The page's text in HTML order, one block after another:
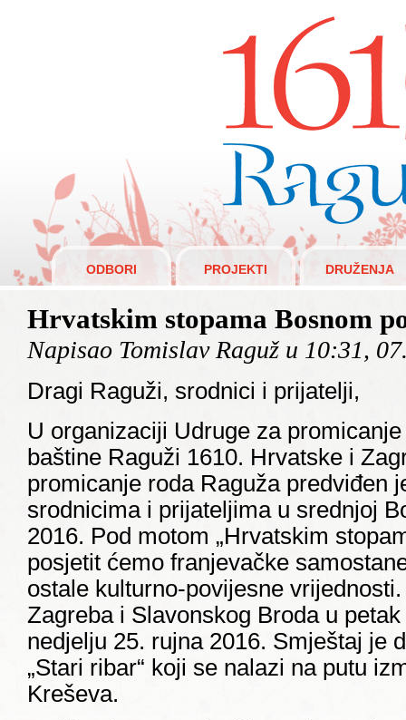
Raguži 1610.
ODBORI PROJEKTI DRUŽENJA
Hrvatskim stopama Bosnom
Napisao Tomislav Raguž u 10:31,
Dragi Raguži, srodnici i prijatelji,
U organizaciji Udruge za
baštine Raguži 1610. Hrvatske i
promicanje roda Raguža predviđen
srodnicima i prijateljima u srednjoj
2016. Pod motom „Hrvatskim
posjetit ćemo franjevačke
ostale kulturno-povijesne
Zagreba i Slavonskog Broda u
nedjelju 25. rujna 2016. Smještaj je
„Stari ribar“ koji se nalazi na putu
Kreševa.